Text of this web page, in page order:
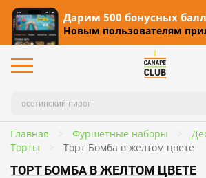
Дарим 500 бонусных
Новым пользователям
Главная Фуршетные наборы
Торты
Торт Бомба в желтом цвете
ТОРТ БОМБА В ЖЕЛТОМ ЦВЕТЕ